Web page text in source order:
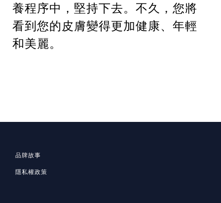
養程序中，堅持下去。不久，您將
看到您的皮膚變得更加健康、年輕
和美麗。
品牌故事
隱私權政策